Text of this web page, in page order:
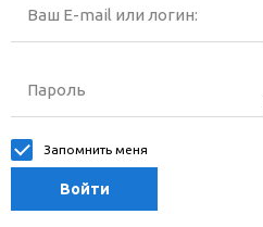
Ваш E-mail или логин:
Пароль
Запомнить меня
Войти